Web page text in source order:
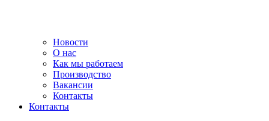
Новости
О нас
Как мы работаем
Производство
Вакансии
Контакты
Контакты